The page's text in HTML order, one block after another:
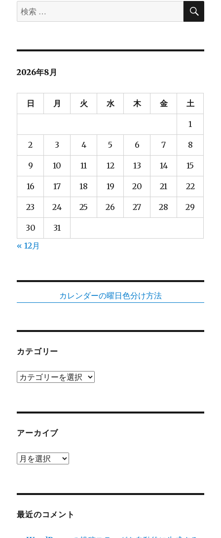
タ
ズ
へ
の
ペ
ジ
送
り
検
索
象:
検
2026年8月
日 月 火 水 木 金 土
1
2 3 4 5 6 7 8
9 10 11 12 13 14 15
16 17 18 19 20 21 22
23 24 25 26 27 28 29
30
31
« 12月
カレンダーの曜日色分け方法
カテゴリー
カ
ー
アーカイブ
ア
ブ
最近のコメント